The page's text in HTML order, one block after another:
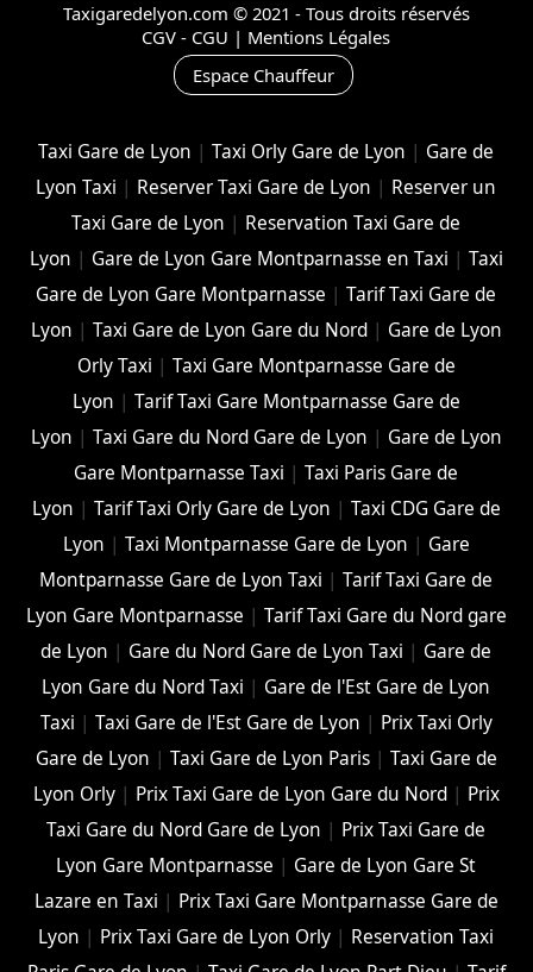
Taxigaredelyon.com © 2021 - Tous droits réservés
CGV - CGU | Mentions Légales
Espace Chauffeur
Taxi Gare de Lyon |Taxi Orly Gare de Lyon | Gare de
Lyon Taxi | Reserver Taxi Gare de Lyon | Reserver un
Taxi Gare de Lyon | Reservation Taxi Gare de
Lyon | Gare de Lyon Gare Montparnasse en Taxi | Taxi
Gare de Lyon Gare Montparnasse |Tarif Taxi Gare de
Lyon | Taxi Gare de Lyon Gare du Nord| Gare de Lyon
Orly Taxi | Taxi Gare Montparnasse Gare de
Lyon | Tarif Taxi Gare Montparnasse Gare de
Lyon | Taxi Gare du Nord Gare de Lyon | Gare de Lyon
Gare Montparnasse Taxi |Taxi Paris Gare de
Lyon | Tarif Taxi Orly Gare de Lyon | Taxi CDG Gare de
Lyon | Taxi Montparnasse Gare de Lyon | Gare
Montparnasse Gare de Lyon Taxi |Tarif Taxi Gare de
Lyon Gare Montparnasse | Tarif Taxi Gare du Nord gare
de Lyon | Gare du Nord Gare de Lyon Taxi | Gare de
Lyon Gare du Nord Taxi | Gare de l'Est Gare de Lyon
Taxi | Taxi Gare de l'Est Gare de Lyon | Prix Taxi Orly
Gare de Lyon | Taxi Gare de Lyon Paris| Taxi Gare de
Lyon Orly| Prix Taxi Gare de Lyon Gare du Nord| Prix
Taxi Gare du Nord Gare de Lyon | Prix Taxi Gare de
Lyon Gare Montparnasse | Gare de Lyon Gare St
Lazare en Taxi | Prix Taxi Gare Montparnasse Gare de
Lyon | Prix Taxi Gare de Lyon Orly | Reservation Taxi